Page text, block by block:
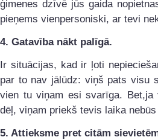
ģimenes dzīvē jūs gaida
pieņems vienpersoniski, ar tevi
4. Gatavība nākt palīgā.
Ir situācijas, kad ir ļoti
par to nav jālūdz: viņš pats visu
vien tu viņam esi svarīga.
dēļ, viņam priekš tevis laika nebūs
5. Attieksme pret citām